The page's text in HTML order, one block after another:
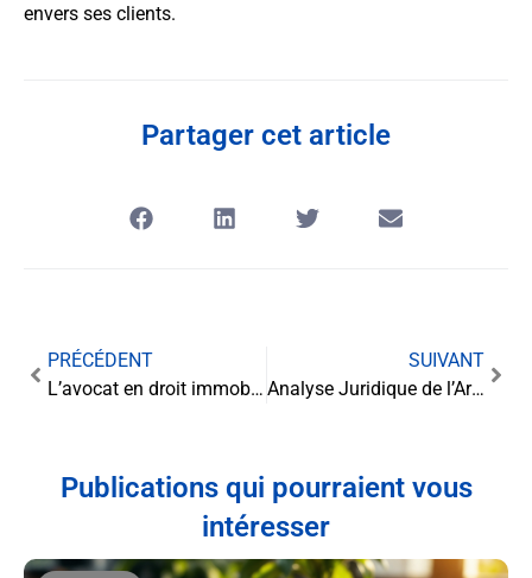
envers ses clients.
Partager cet article
PRÉCÉDENT
L’avocat en droit immobilier : à quel moment intervient-il ?
SUIVANT
Analyse Juridique de l’Article L1111-67: Le Droit à l’Information Judiciaire, entre transparence et protection des droits individuels
Publications qui pourraient vous
intéresser